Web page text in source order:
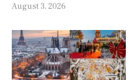
August 3, 2026